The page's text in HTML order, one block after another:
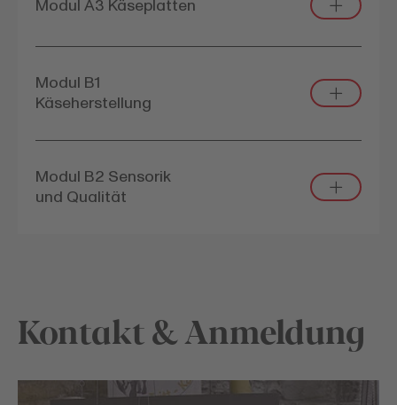
Modul A3 Käseplatten
Modul B1
Käseherstellung
Modul B2 Sensorik
und Qualität
Kontakt & Anmeldung